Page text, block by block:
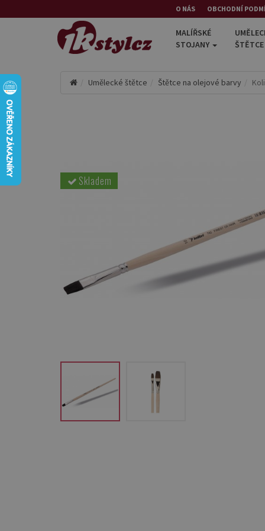
O NÁS OBCHODNÍ
MALÍŘSKÉ
STOJANY
ŠTĚTCE
Umělecké štětce Štětce na olejové barvy
Skladem